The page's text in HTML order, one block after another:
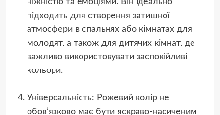
ніжністю та емоціями. Він ідеально
підходить для створення затишної
атмосфери в спальнях або кімнатах для
молодят, а також для дитячих кімнат, де
важливо використовувати заспокійливі
кольори.
Універсальність: Рожевий колір не
обов’язково має бути яскраво-насиченим